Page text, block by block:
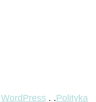
WordPress . .Polityka